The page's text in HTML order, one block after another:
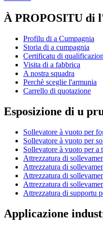
À PROPOSITU di
Profilu di a Cumpagnia
Storia di a cumpagnia
Certificatu di
Visita di a fabbrica
A nostra squadra
Perchè sceglie l'armunia
Carrello di quotazione
Esposizione di u
Sollevatore à vuoto per
Sollevatore à vuoto per
Sollevatore à vuoto per
Attrezzatura di
Attrezzatura di
Attrezzatura di
Attrezzatura di
Attrezzatura di supportu
Applicazione